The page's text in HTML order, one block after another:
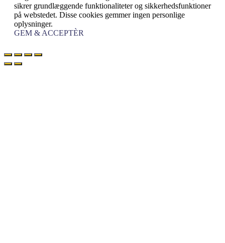
sikrer grundlæggende funktionaliteter og sikkerhedsfunktioner
på webstedet. Disse cookies gemmer ingen personlige
oplysninger.
GEM & ACCEPTÈR